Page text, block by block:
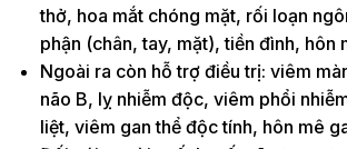
thở, hoa mắt chóng mặt, rối loạn
phận (chân, tay, mặt), tiền đình, hôn
Ngoài ra còn hỗ trợ điều trị: viêm
não B, lỵ nhiễm độc, viêm phổi
liệt, viêm gan thể độc tính, hôn mê